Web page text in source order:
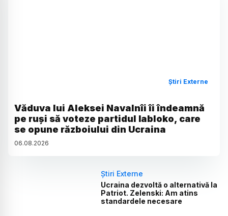
Știri Externe
Văduva lui Aleksei Navalnîi îi îndeamnă
pe ruși să voteze partidul Iabloko, care
se opune războiului din Ucraina
06.08.2026
Știri Externe
Ucraina dezvoltă o alternativă la
Patriot. Zelenski: Am atins
standardele necesare